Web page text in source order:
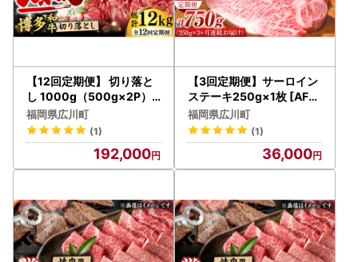
【12回定期便】 切り落と
し 1000g（500g×2P）[
AFBO080]
福岡県広川町
(1)
192,000
【3回定期便】サーロイン
ステーキ250g×1枚 [AFB
O002]
福岡県広川町
(1)
36,000